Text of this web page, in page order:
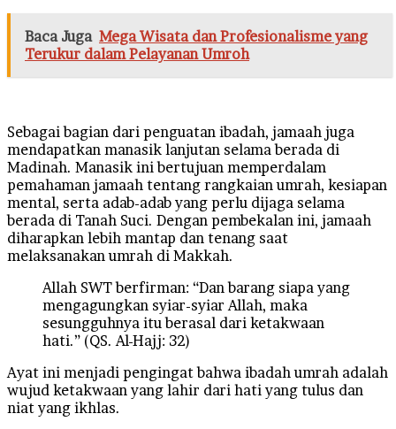
Baca Juga Mega Wisata dan Profesionalisme yang
Terukur dalam Pelayanan Umroh
Sebagai bagian dari penguatan ibadah, jamaah juga
mendapatkan manasik lanjutan selama berada di
Madinah. Manasik ini bertujuan memperdalam
pemahaman jamaah tentang rangkaian umrah, kesiapan
mental, serta adab-adab yang perlu dijaga selama
berada di Tanah Suci. Dengan pembekalan ini, jamaah
diharapkan lebih mantap dan tenang saat
melaksanakan umrah di Makkah.
Allah SWT berfirman: “Dan barang siapa yang
mengagungkan syiar-syiar Allah, maka
sesungguhnya itu berasal dari ketakwaan
hati.” (QS. Al-Hajj: 32)
Ayat ini menjadi pengingat bahwa ibadah umrah adalah
wujud ketakwaan yang lahir dari hati yang tulus dan
niat yang ikhlas.